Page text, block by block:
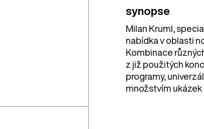
synopse
Milan Kruml,
nabídka v oblasti
Kombinace
z již použitých
programy,
množstvím ukázek